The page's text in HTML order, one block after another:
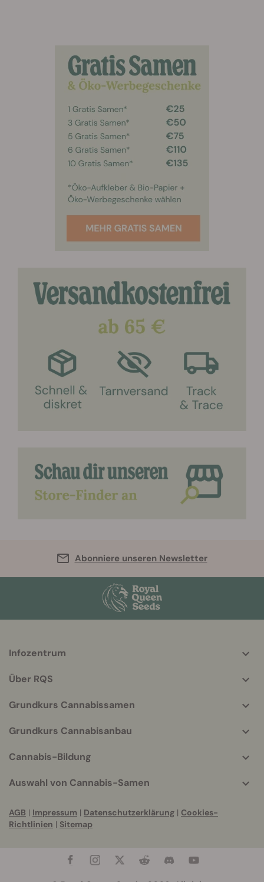
Abonniere unseren Newsletter
More
info
Infozentrum
Über RQS
Grundkurs Cannabissamen
Grundkurs Cannabisanbau
Cannabis-Bildung
Auswahl von Cannabis-Samen
AGB | Impressum | Datenschutzerklärung | Cookies-
Richtlinien | Sitemap